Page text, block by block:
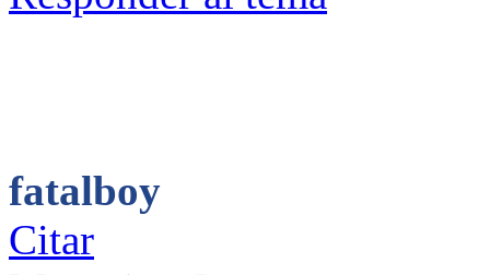
fatalboy
Citar